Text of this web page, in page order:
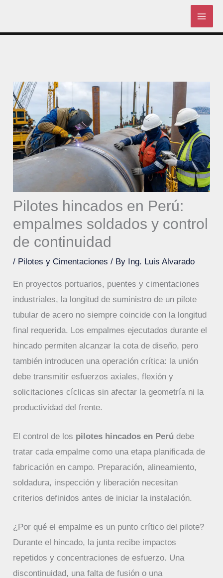
content
Pilotes hincados en Perú:
empalmes soldados y control
de continuidad
/ Pilotes y Cimentaciones / By Ing. Luis Alvarado
En proyectos portuarios, puentes y cimentaciones
industriales, la longitud de suministro de un pilote
tubular de acero no siempre coincide con la longitud
final requerida. Los empalmes ejecutados durante el
hincado permiten alcanzar la cota de diseño, pero
también introducen una operación crítica: la unión
debe transmitir esfuerzos axiales, flexión y
solicitaciones cíclicas sin afectar la geometría ni la
productividad del frente.
El control de los pilotes hincados en Perú debe
tratar cada empalme como una etapa planificada de
fabricación en campo. Preparación, alineamiento,
soldadura, inspección y liberación necesitan
criterios definidos antes de iniciar la instalación.
¿Por qué el empalme es un punto crítico del pilote?
Durante el hincado, la junta recibe impactos
repetidos y concentraciones de esfuerzo. Una
discontinuidad, una falta de fusión o una